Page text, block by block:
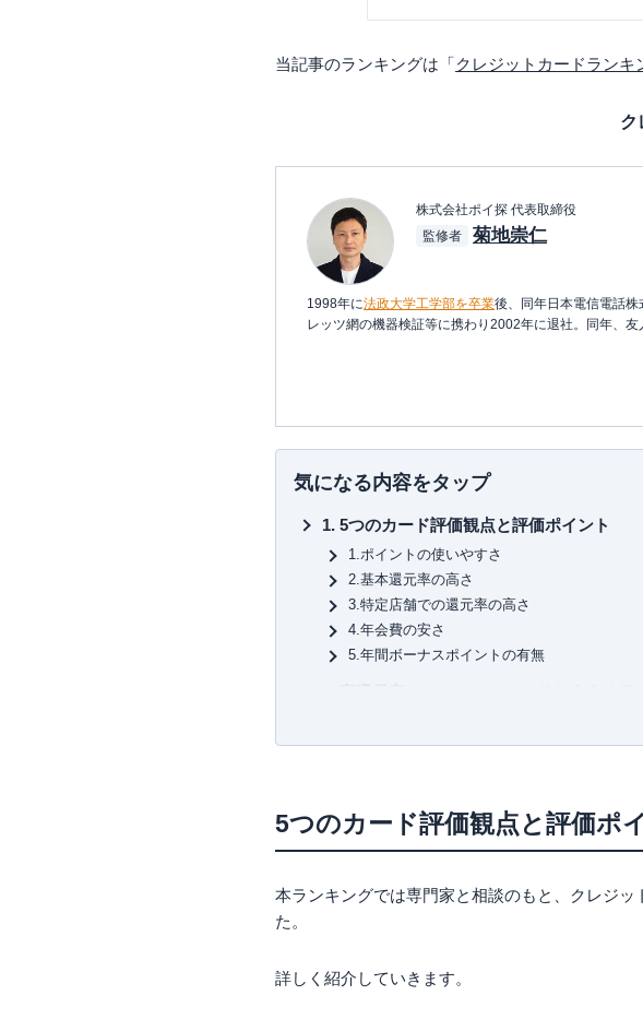
当記事のランキングは「クレジットカードラン
ク
株式会社ポイ探 代表取締役
監修者
菊地崇仁
1998年に法政大学工学部を卒業後、同年日本電信電話
レッツ網の機器検証等に携わり2002年に退社。同年、
の開発に
約230種類。ポイントやマイルを中立の立場で語れる数
約100枚のクレジットカードを保有、年間約150万円の
一般カードからプラチナカードまで幅広い層のカード
報提供を行っています。所有されているすべてのカー
【主な著書】
新かんたんポイント&カード生活 (自由国民ムック)
気になる内容をタップ
5つのカード評価観点と評価ポイント
1.ポイントの使いやすさ
2.基本還元率の高さ
3.特定店舗での還元率の高さ
4.年会費の安さ
5.年間ボーナスポイントの有無
ユーザーの口コミ
2位：楽天カード 総合点：4.25点
楽天カードで貯まる楽天ポイントとは
ユーザーの口コミ
5つのカード評価観点と評価ポ
本ランキングでは専門家と相談のもと、クレジ
た。
詳しく紹介していきます。